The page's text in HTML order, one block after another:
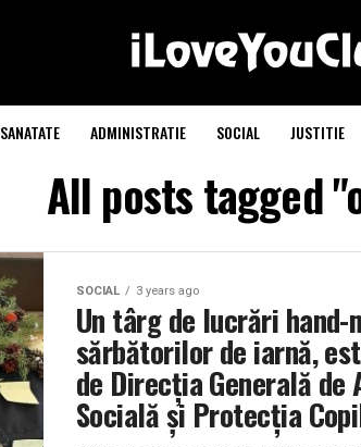
SANATATE ADMINISTRATIE SOCIAL JUSTITIE
All posts tagged
SOCIAL 3 years ago
Un târg de lucrări hand-
sărbătorilor de iarnă,
de Direcția Generală de
Socială și Protecția